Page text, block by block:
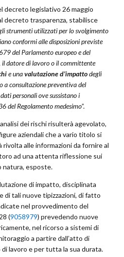
decreto legislativo 26 maggio
decreto trasparenza, stabilisce
strumenti utilizzati per lo svolgimento
conformi alle disposizioni previste
del Parlamento europeo e del
datore di lavoro o il committente
e unavalutazione d’impattodegli
a consultazione preventiva del
personali ove sussistano i
del Regolamento medesimo”.
dei rischi risulterà agevolato,
aziendali che a vario titolo si
rivolta alle informazioni da fornire al
ad una attenta riflessione sui
natura, esposte.
di impatto, disciplinata
di tali nuove tipizzazioni, di fatto
nel provvedimento del
(9058979) prevedendo nuove
nel ricorso a sistemi di
a partire dall’atto di
lavoro e per tutta la sua durata.